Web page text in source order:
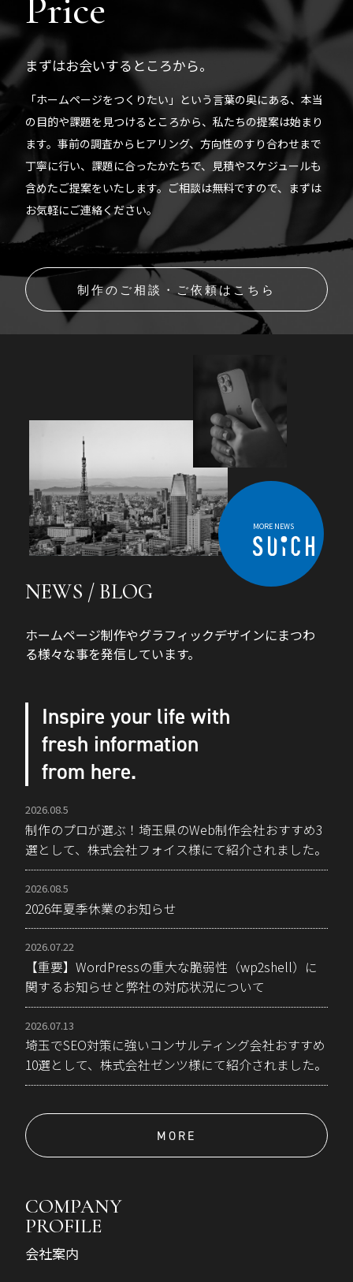
Price
まずはお会いするところから。
「ホームページをつくりたい」という言葉の奥にある、本当
の目的や課題を見つけるところから、私たちの提案は始まり
ます。事前の調査からヒアリング、方向性のすり合わせまで
丁寧に行い、課題に合ったかたちで、見積やスケジュールも
含めたご提案をいたします。ご相談は無料ですので、まずは
お気軽にご連絡ください。
制作のご相談・ご依頼はこちら
MORE NEWS
NEWS / BLOG
ホームページ制作やグラフィックデザインにまつわ
る様々な事を発信しています。
Inspire your life with
fresh information
from here.
2026.08.5
制作のプロが選ぶ！埼玉県のWeb制作会社おすすめ3
選として、株式会社フォイス様にて紹介されました。
2026.08.5
2026年夏季休業のお知らせ
2026.07.22
【重要】WordPressの重大な脆弱性（wp2shell）に
関するお知らせと弊社の対応状況について
2026.07.13
埼玉でSEO対策に強いコンサルティング会社おすすめ
10選として、株式会社ゼンツ様にて紹介されました。
MORE
COMPANY
PROFILE
会社案内